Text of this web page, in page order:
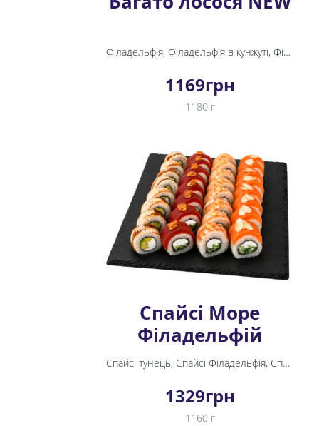
Філадельфія, Філадельфія в кунжуті, Філадельфія з тунцем, Лосось унагі
1169грн
1180 г
Спайсі Море
Філадельфій
Спайсі тунець, Спайсі Філадельфія, Спайсі креветка, Філадельфія у вугрі
1329грн
1160 г